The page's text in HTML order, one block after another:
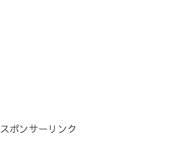
スポンサーリンク